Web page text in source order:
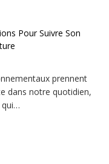
Pour Suivre Son
prennent
dans notre quotidien,
qui…